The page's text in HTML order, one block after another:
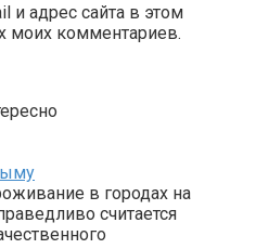
и адрес сайта в этом
моих комментариев.
в городах на
считается